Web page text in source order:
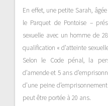
En effet, une petite Sarah,
le Parquet de Pontoise –
sexuelle avec un homme de
qualification « d’atteinte
Selon le Code pénal, la
d’amende et 5 ans
d’une peine
peut être portée à 20 ans.